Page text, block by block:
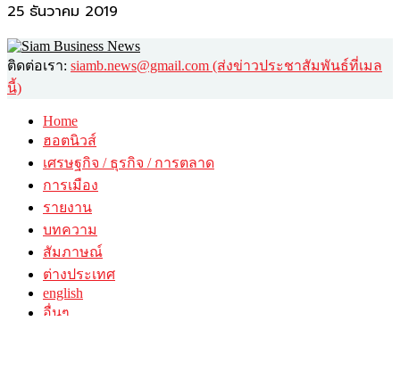
25 ธันวาคม 2019
ติดต่อเรา: siamb.news@gmail.com (ส่งข่าวประชาสัมพันธ์ที่เมล
นี้)
Home
ฮอตนิวส์
เศรษฐกิจ / ธุรกิจ / การตลาด
การเมือง
รายงาน
บทความ
สัมภาษณ์
ต่างประเทศ
english
อื่นๆ